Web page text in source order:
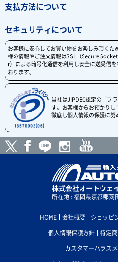
支払方法について
セキュリティについて
お客様に安心してお買い物をお楽しみ頂くた
様の情報やご注文情報はSSL（Secure
r）による暗号化通信を利用し安全に送受信を
おります。
当社はJIPDEC認定の「プ
す。お客様からお預かり
徹底し個人情報の保護に努
株式会社オートウェ
所在地 : 福岡県京都郡苅
HOME 会社概要 ショッピ
個人情報保護方針
特定
カスタマーハラス